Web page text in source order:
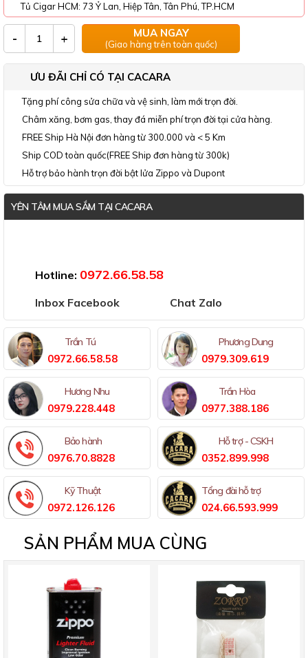
Tủ Cigar HCM: 73 Ỷ Lan, Hiệp Tân, Tân Phú, TP.HCM
- + MUA NGAY
(Giao hàng trên toàn quốc)
ƯU ĐÃI CHỈ CÓ TẠI CACARA
Tặng phí công sửa chữa và vệ sinh, làm mới trọn đời.
Châm xăng, bơm gas, thay đá miễn phí trọn đời tại cửa hàng.
FREE Ship Hà Nội đơn hàng từ 300.000 và < 5 Km
Ship COD toàn quốc(FREE Ship đơn hàng từ 300k)
Hỗ trợ bảo hành trọn đời bật lửa Zippo và Dupont
YÊN TÂM MUA SẮM TẠI CACARA
Hotline: 0972.66.58.58
Inbox Facebook Chat Zalo
Trần Tú
0972.66.58.58
Phương Dung
0979.309.619
Hương Nhu
0979.228.448
Trần Hòa
0977.388.186
Bảo hành
0976.70.8828
Hỗ trợ - CSKH
0352.899.998
Kỹ Thuật
0972.126.126
Tổng đài hỗ trợ
024.66.593.999
SẢN PHẨM MUA CÙNG